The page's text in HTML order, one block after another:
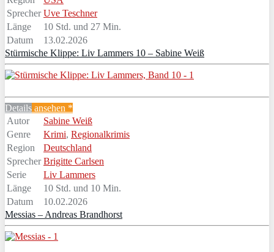
Sprecher Uve Teschner
Länge
10 Std. und 27 Min.
Datum
13.02.2026
Stürmische Klippe: Liv Lammers 10 – Sabine Weiß
Details ansehen *
Autor
Sabine Weiß
Genre
Krimi, Regionalkrimis
Region
Deutschland
Sprecher Brigitte Carlsen
Serie
Liv Lammers
Länge
10 Std. und 10 Min.
Datum
10.02.2026
Messias – Andreas Brandhorst